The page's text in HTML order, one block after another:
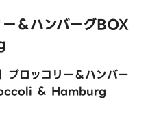
、2種類のソースをお選びいただけ
でご用意しております。
ー＆ハンバーグBOX
ブロッコリー＆ハンバー
＆ Hamburg